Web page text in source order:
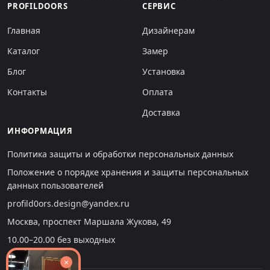
PROFILDOORS
Главная
Каталог
Блог
Контакты
СЕРВИС
Дизайнерам
Замер
Установка
Оплата
Доставка
ИНФОРМАЦИЯ
Политика защиты и обработки персональных данных
Положение о порядке хранения и защиты персональных
данных пользователей
profild0ors.design@yandex.ru
Москва, проспект Маршала Жукова, 49
10.00–20.00 без выходных
×